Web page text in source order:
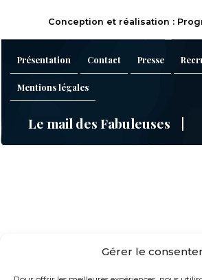
Gérer le
Conception et réalisation :
Présentation Contact Presse
Mentions légales
Le mail des Fabuleuses